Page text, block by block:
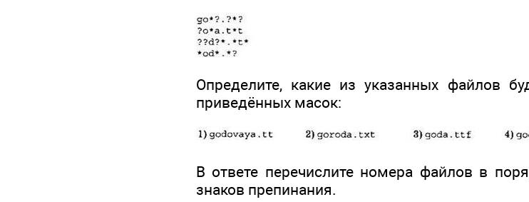
Определите, какие из указанных файлов
приведённых масок:
В ответе перечислите номера файлов в
знаков препинания.